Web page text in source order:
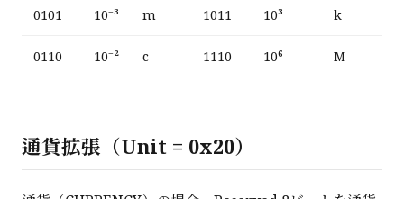
0101 10⁻³ m 1011 10³ k
0110 10⁻² c 1110 10⁶ M
通貨拡張（Unit = 0x20）